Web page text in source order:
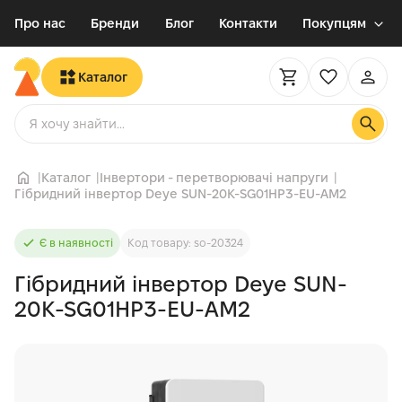
Про нас Бренди Блог Контакти Покупцям
Каталог
Каталог
Інвертори - перетворювачі напруги
Гібридний інвертор Deye SUN-20K-SG01HP3-EU-AM2
Є в наявності Код товару: so-20324
Гібридний інвертор Deye SUN-
20K-SG01HP3-EU-AM2